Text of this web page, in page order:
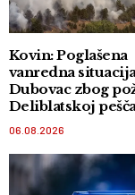
Kovin: Poglašena
vanredna
Dubovac zbog
Deliblatskoj
06.08.2026